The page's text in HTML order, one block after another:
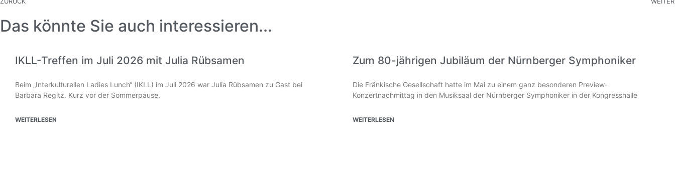
Das könnte Sie auch interessieren...
IKLL-Treffen im Juli 2026 mit Julia Rübsamen
Beim „Interkulturellen Ladies Lunch“ (IKLL) im Juli 2026 war Julia Rübsamen zu Gast bei
Barbara Regitz. Kurz vor der Sommerpause,
WEITERLESEN
Zum 80-jährigen Jubiläum der Nürnberger Symphoniker
Die Fränkische Gesellschaft hatte im Mai zu einem ganz besonderen Preview-
Konzertnachmittag in den Musiksaal der Nürnberger Symphoniker in der Kongresshalle
WEITERLESEN